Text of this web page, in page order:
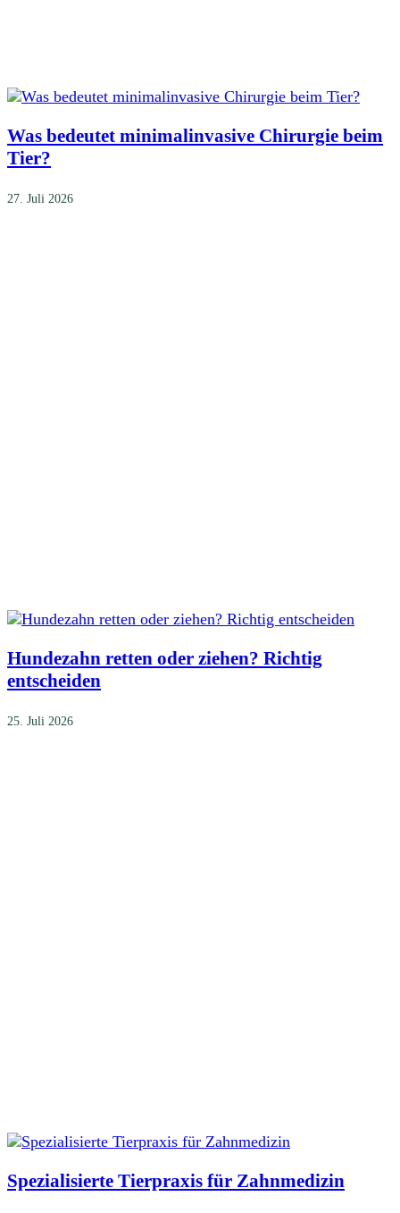
Was bedeutet minimalinvasive Chirurgie beim
Tier?
27. Juli 2026
Hundezahn retten oder ziehen? Richtig
entscheiden
25. Juli 2026
Spezialisierte Tierpraxis für Zahnmedizin